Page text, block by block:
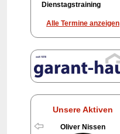
Dienstagstraining
Alle Termine anzeigen
Unsere Aktiven
Oliver Nissen